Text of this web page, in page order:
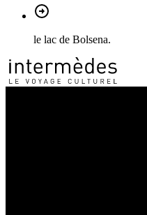
le lac de Bolsena.